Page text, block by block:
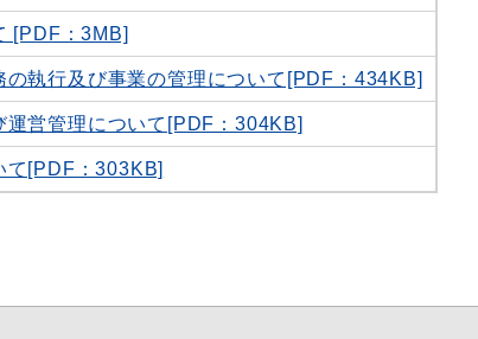
[PDF：3MB]
執行及び事業の管理について[PDF：434KB]
営管理について[PDF：304KB]
て[PDF：303KB]